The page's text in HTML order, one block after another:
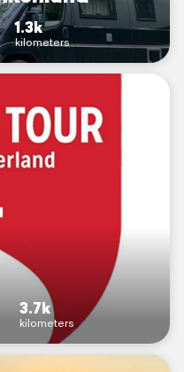
1.3k
kilometers
3.7k
kilometers